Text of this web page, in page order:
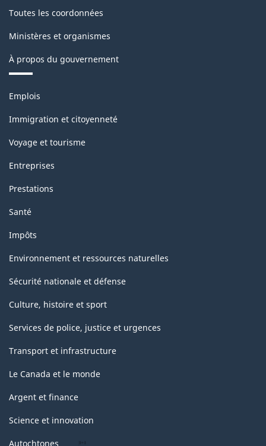
Toutes les coordonnées
Ministères et organismes
À propos du gouvernement
Thèmes
sujets
Emplois
Immigration et citoyenneté
Voyage et tourisme
Entreprises
Prestations
Santé
Impôts
Environnement et ressources naturelles
Sécurité nationale et défense
Culture, histoire et sport
Services de police, justice et urgences
Transport et infrastructure
Le Canada et le monde
Argent et finance
Science et innovation
Autochtones